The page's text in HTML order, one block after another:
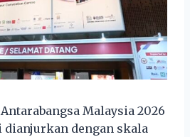
Malaysia 2026
dianjurkan dengan skala